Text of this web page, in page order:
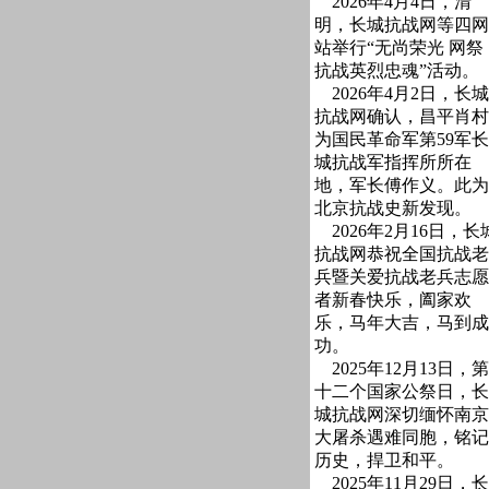
明，长城抗战网等四网
站举行“无尚荣光 网祭
抗战英烈忠魂”活动。
2026年4月2日，长城
抗战网确认，昌平肖村
为国民革命军第59军长
城抗战军指挥所所在
地，军长傅作义。此为
北京抗战史新发现。
2026年2月16日，长
抗战网恭祝全国抗战老
兵暨关爱抗战老兵志愿
者新春快乐，阖家欢
乐，马年大吉，马到成
功。
2025年12月13日，第
十二个国家公祭日，长
城抗战网深切缅怀南京
大屠杀遇难同胞，铭记
历史，捍卫和平。
2025年11月29日，长